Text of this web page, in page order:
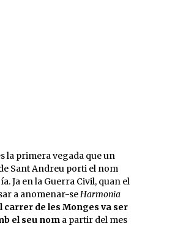
la primera vegada que un
Sant Andreu porti el nom
Ja en la Guerra Civil, quan el
a anomenar-se Harmonia
carrer de les Monges va ser
el seu nom a partir del mes